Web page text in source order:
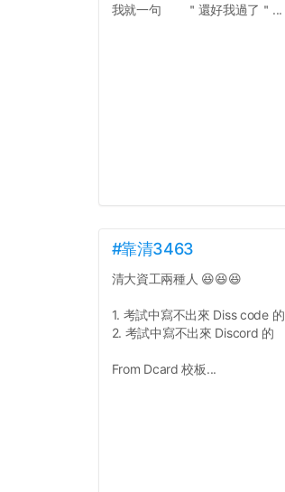
我就一句 ＂還好我過了＂...
#靠清3463
清大資工兩種人 😆😆😆
1. 考試中寫不出來 Diss code 的
2. 考試中寫不出來 Discord 的
From Dcard 校板...